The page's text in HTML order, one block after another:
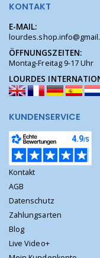
KONTAKT
E-MAIL:
ÖFFNUNGSZEITEN:
Montag-Freitag 9-17 Uhr
LOURDES
KUNDENSERVICE
Kontakt
AGB
Datenschutz
Zahlungsarten
Blog
Live Video+